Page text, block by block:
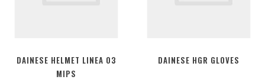
DAINESE HELMET LINEA 03
MIPS
DAINESE HGR GLOVES